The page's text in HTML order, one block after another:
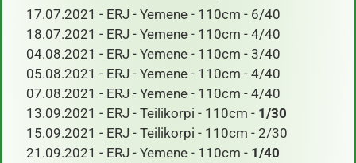
17.07.2021 - ERJ - Yemene - 110cm - 6/40
18.07.2021 - ERJ - Yemene - 110cm - 4/40
04.08.2021 - ERJ - Yemene - 110cm - 3/40
05.08.2021 - ERJ - Yemene - 110cm - 4/40
07.08.2021 - ERJ - Yemene - 110cm - 4/40
13.09.2021 - ERJ - Teilikorpi - 110cm - 1/30
15.09.2021 - ERJ - Teilikorpi - 110cm - 2/30
21.09.2021 - ERJ - Yemene - 110cm - 1/40